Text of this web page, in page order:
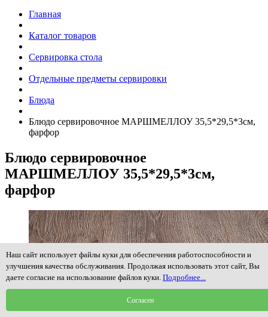
Главная
Каталог товаров
Сервировка стола
Отдельные предметы сервировки
Блюда
Блюдо сервировочное МАРШМЕЛЛОУ 35,5*29,5*3см,
фарфор
Блюдо сервировочное
МАРШМЕЛЛОУ 35,5*29,5*3см,
фарфор
Наш сайт использует файлы куки для обеспечения работоспособности и
улучшения качества обслуживания. Продолжая использовать этот сайт, Вы
даете согласие на использование файлов куки. Подробнее...
Согласен